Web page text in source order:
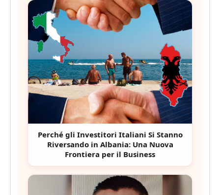
Perché gli Investitori Italiani Si Stanno
Riversando in Albania: Una Nuova
Frontiera per il Business